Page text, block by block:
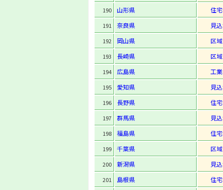
190 山形県 住
191 奈良県 見
192 岡山県 区
193 長崎県 区
194 広島県 工
195 愛知県 見
196 長野県 住
197 群馬県 見
198 福島県 住
199 千葉県 区
200 新潟県 見
201 島根県 住